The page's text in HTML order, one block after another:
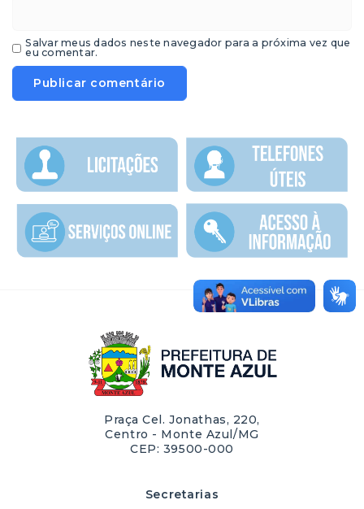
Salvar meus dados neste navegador para a próxima vez que
eu comentar.
Praça Cel. Jonathas, 220,
Centro - Monte Azul/MG
CEP: 39500-000
Secretarias